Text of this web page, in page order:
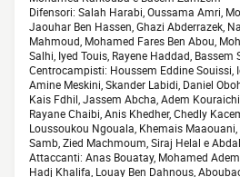
Difensori: Salah Harabi, Oussama Amri,
Jaouhar Ben Hassen, Ghazi Abderrazek,
Mahmoud, Mohamed Fares Ben Abou,
Salhi, Iyed Touis, Rayene Haddad,
Centrocampisti: Houssem Eddine Souissi,
Amine Meskini, Skander Labidi, Daniel
Kais Fdhil, Jassem Abcha, Adem
Rayane Chaibi, Anis Khedher, Chedly
Loussoukou Ngouala, Khemais
Samb, Zied Machmoum, Siraj Helal e
Attaccanti: Anas Bouatay, Mohamed
Hadj Khalifa, Louay Ben Dahnous,